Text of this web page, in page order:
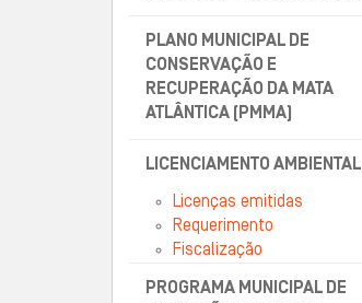
PLANO MUNICIPAL DE
CONSERVAÇÃO E
RECUPERAÇÃO DA MATA
ATLÂNTICA (PMMA)
LICENCIAMENTO AMBIENTAL
Licenças emitidas
Requerimento
Fiscalização
PROGRAMA MUNICIPAL DE